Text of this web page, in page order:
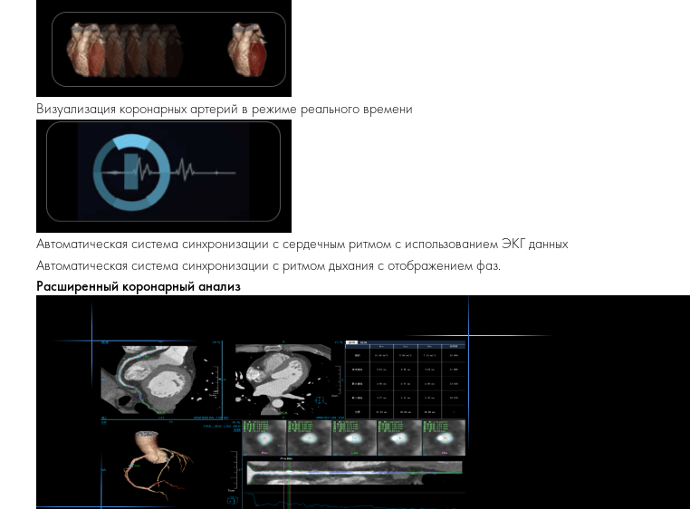
Визуализация коронарных артерий в режиме реального времени
Автоматическая система синхронизации с сердечным ритмом с использованием ЭКГ данных
Автоматическая система синхронизации с ритмом дыхания с отображением фаз.
Расширенный коронарный анализ